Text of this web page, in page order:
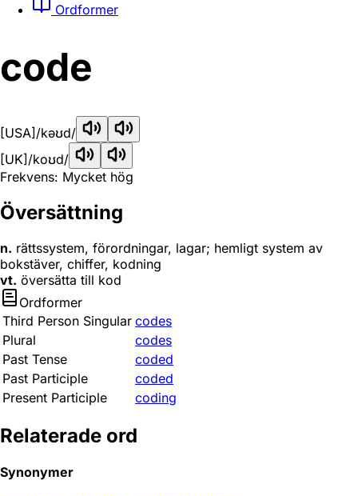
Ordformer
code
[USA] /kəʊd/
[UK] /koʊd/
Frekvens: Mycket hög
Översättning
n. rättssystem, förordningar, lagar; hemligt system av
bokstäver, chiffer, kodning
vt. översätta till kod
Ordformer
Third Person Singular codes
Plural
codes
Past Tense
coded
Past Participle
coded
Present Participle
coding
Relaterade ord
Synonymer